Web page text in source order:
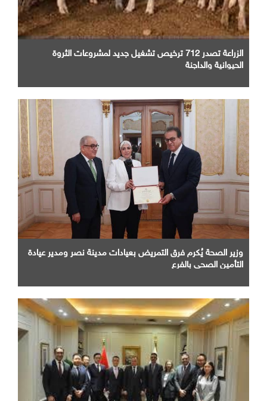
الزراعة تصدر 712 ترخيص تشغيل جديد لمشروعات الثروة
الحيوانية والداجنة
وزير الصحة يُكرم فرق التمريض بعيادات مدينة نصر ومدير عيادة
التأمين الصحى بالفرع